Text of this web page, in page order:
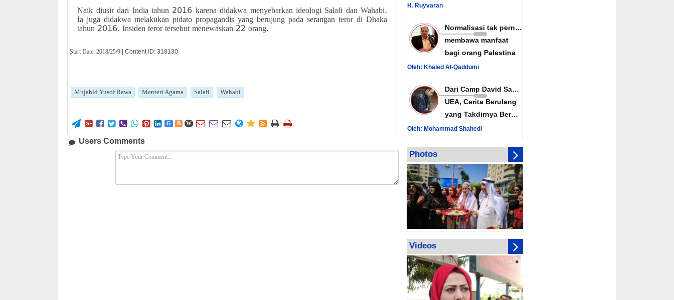
Naik diusir dari India tahun 2016 karena didakwa menyebarkan ideologi Salafi dan Wahabi.
Ia juga didakwa melakukan pidato propagandis yang berujung pada serangan teror di Dhaka
tahun 2016. Insiden teror tersebut menewaskan 22 orang.
Start Date:2018/25/9 | Content ID: 318130
Mujahid Yusof Rawa Menteri Agama Salafi Wahabi
        G B W        
Users Comments
mengelar
Presisi Sudah Diaktifkan
Hamas Tekankan Rekonsiliasi
Nasional Lawan Konspirasi Israel
Yordania Buka Jalur Perdagangan
dengan Suriah
H. Ruyvaran
Normalisasi tak pernah
membawa manfaat
bagi orang Palestina
Oleh: Khaled Al-Qaddumi
Dari Camp David Sampai
UEA, Cerita Berulang
yang Takdirnya Berulang
Oleh: Mohammad Shahedi
Photos
Videos